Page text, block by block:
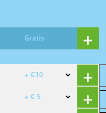
Gratis
+ €10
+ € 5